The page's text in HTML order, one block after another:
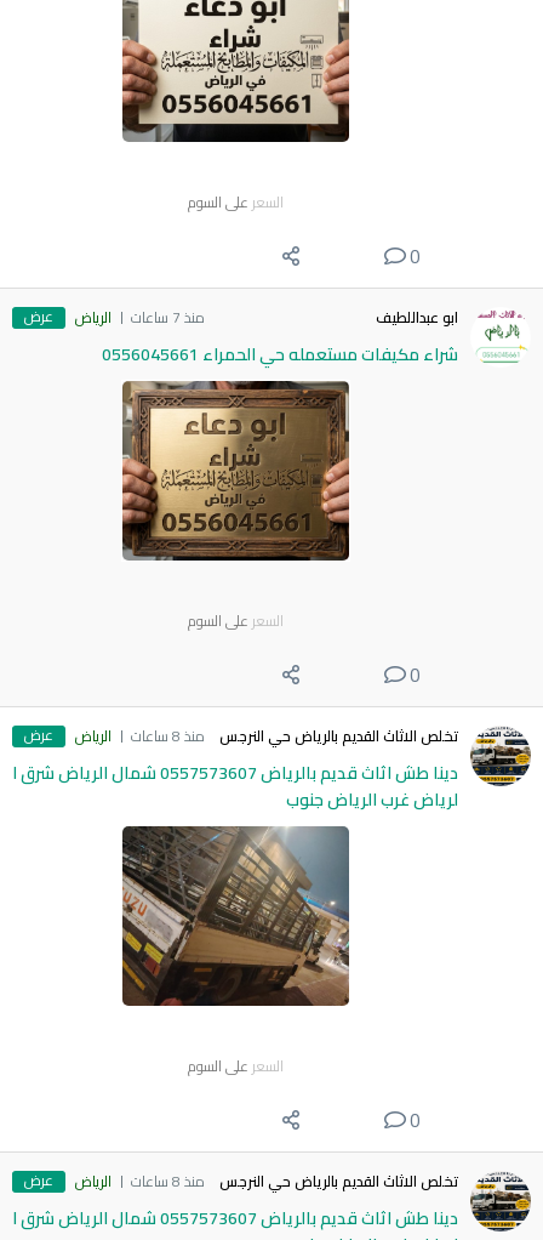
السعر على السوم
0
ابو عبداللطيف منذ 7 ساعات الرياض عرض
شراء مكيفات مستعمله حي الحمراء 0556045661
السعر على السوم
0
تخلص الاثاث القديم بالرياض حي النرجس منذ 8 ساعات الرياض عرض
دينا طش اثاث قديم بالرياض 0557573607 شمال الرياض شرق ا
لرياض غرب الرياض جنوب
السعر على السوم
0
تخلص الاثاث القديم بالرياض حي النرجس منذ 8 ساعات الرياض عرض
دينا طش اثاث قديم بالرياض 0557573607 شمال الرياض شرق ا